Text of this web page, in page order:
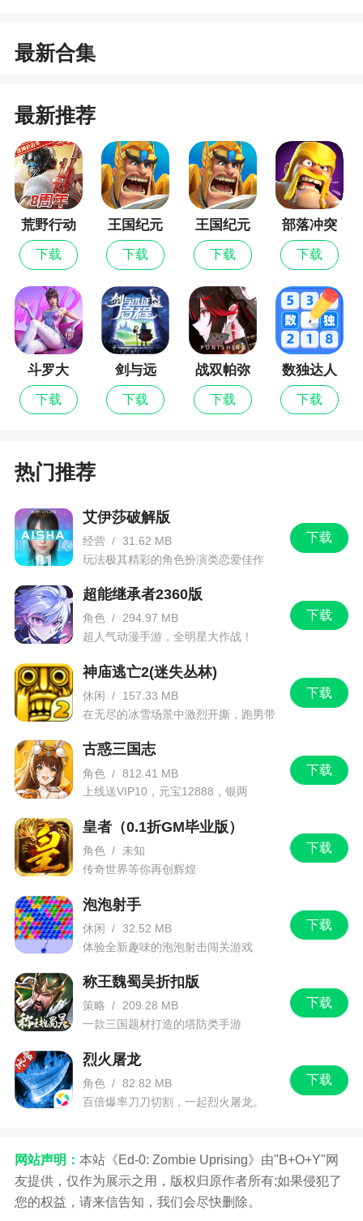
游戏特色
你的体验是截然不同的
2、专注最新颖的战阵变化与对决考验，超高的
游戏完成度解锁全新试炼
3、三国著名武将免费突破点，良心手游感恩回
馈游戏玩家!武将、个人身份、卡牌战略组合，体验
原滋原味三国杀
4、联网作战，五人、八人局任选，随机扮演“主
公”、“忠臣”、“反贼”、“内奸”，与百万玩家在线PK
5、v2、3v3欢乐场，和小伙伴无限畅玩，不怕
神一样的对手，就怕猪一样的队友
6、国战模式：魏蜀吴群，双将配合，为国而战
1、烧脑又耐玩的模式和副本比赛任你挑战
2、差评排行榜第一的游戏果然名不虚传，今天
算是领教了
等多种元素于一体，玩家将扮演一名三国武将，结
合游戏身份、武将技能、卡牌，与队友配合，体验
变化莫测的杀人游戏
最新合集
最新推荐
荒野行动
下载
王国纪元
下载
王国纪元
最新版
下载
部落冲突
下载
斗罗大
陆：猎魂
世界
下载
剑与远
征：启程
下载
战双帕弥
什
下载
数独达人
下载
热门推荐
下载
艾伊莎破解版
经营 / 31.62 MB
玩法极其精彩的角色扮演类恋爱佳作
下载
超能继承者2360版
角色 / 294.97 MB
超人气动漫手游，全明星大作战！
下载
神庙逃亡2(迷失丛林)
休闲 /
157.33 MB
在无尽的冰雪场景中激烈开撕，跑男带
下载
古惑三国志
角色 / 812.41 MB
上线送VIP10，元宝12888，银两
下载
皇者（0.1折GM毕业版）
角色 /
未知
传奇世界等你再创辉煌
下载
泡泡射手
休闲 / 32.52 MB
体验全新趣味的泡泡射击闯关游戏
下载
称王魏蜀吴折扣版
策略 / 209.28 MB
一款三国题材打造的塔防类手游
下载
烈火屠龙
角色 / 82.82 MB
百倍爆率刀刀切割，一起烈火屠龙。
网站声明： 本站《Ed-0: Zombie Uprising》由"B+O+Y"网
友提供，仅作为展示之用，版权归原作者所有;如果侵犯了
您的权益，请来信告知，我们会尽快删除。